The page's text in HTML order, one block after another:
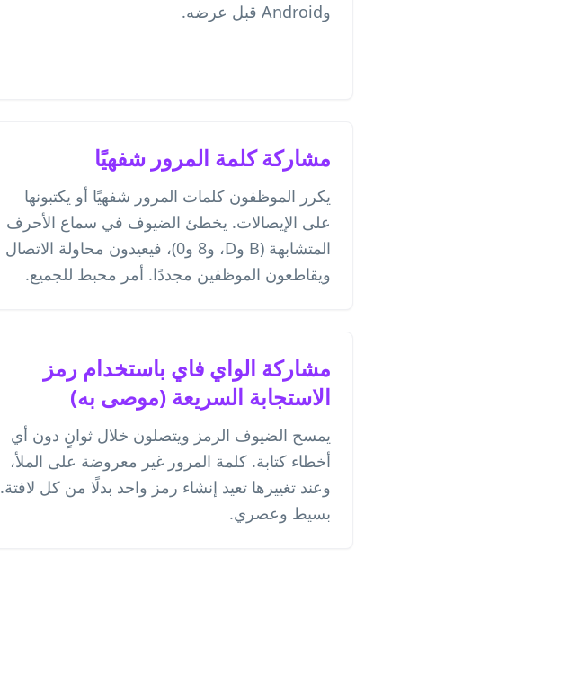
وAndroid قبل عرضه.
مشاركة كلمة المرور شفهيًا
يكرر الموظفون كلمات المرور شفهيًا أو يكتبونها
على الإيصالات. يخطئ الضيوف في سماع الأحرف
المتشابهة (B وD، و8 و0)، فيعيدون محاولة الاتصال
ويقاطعون الموظفين مجددًا. أمر محبط للجميع.
مشاركة الواي فاي باستخدام رمز
الاستجابة السريعة (موصى به)
يمسح الضيوف الرمز ويتصلون خلال ثوانٍ دون أي
أخطاء كتابة. كلمة المرور غير معروضة على الملأ،
وعند تغييرها تعيد إنشاء رمز واحد بدلًا من كل لافتة.
بسيط وعصري.